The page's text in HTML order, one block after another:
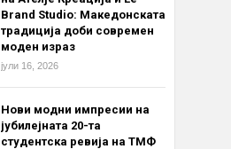
Brand Studio: Македонската
традиција доби современ
моден израз
јули 16, 2026
Нови модни импресии на
јубилејната 20-та
студентска ревија на ТМФ